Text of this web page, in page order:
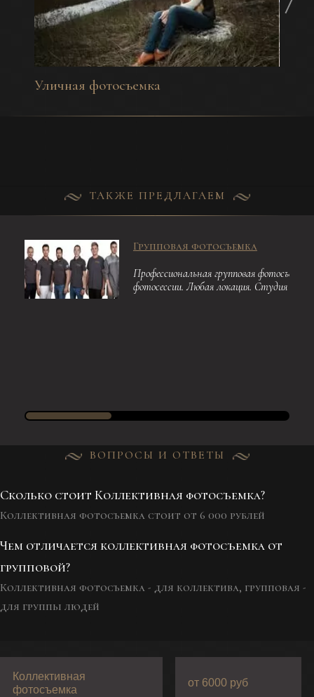
Уличная фотосъемка
ТАКЖЕ ПРЕДЛАГАЕМ
Групповая фотосъемка
Профессиональная групповая
фотосессии. Любая локация. Студия или
ВОПРОСЫ И ОТВЕТЫ
Сколько стоит Коллективная фотосъемка?
Коллективная фотосъемка стоит от 6 000 рублей
Чем отличается коллективная фотосъемка от
групповой?
Коллективная фотосъемка - для коллектива, групповая -
для группы людей
Коллективная
фотосъемка
от 6000 руб